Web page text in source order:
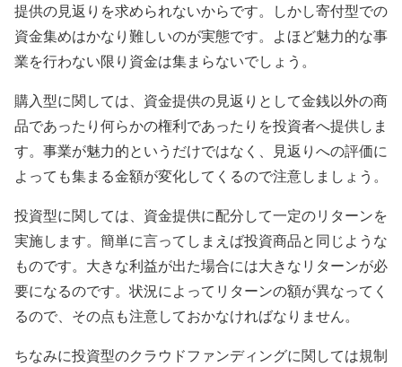
提供の見返りを求められないからです。しかし寄付型での
資金集めはかなり難しいのが実態です。よほど魅力的な事
業を行わない限り資金は集まらないでしょう。
購入型に関しては、資金提供の見返りとして金銭以外の商
品であったり何らかの権利であったりを投資者へ提供しま
す。事業が魅力的というだけではなく、見返りへの評価に
よっても集まる金額が変化してくるので注意しましょう。
投資型に関しては、資金提供に配分して一定のリターンを
実施します。簡単に言ってしまえば投資商品と同じような
ものです。大きな利益が出た場合には大きなリターンが必
要になるのです。状況によってリターンの額が異なってく
るので、その点も注意しておかなければなりません。
ちなみに投資型のクラウドファンディングに関しては規制